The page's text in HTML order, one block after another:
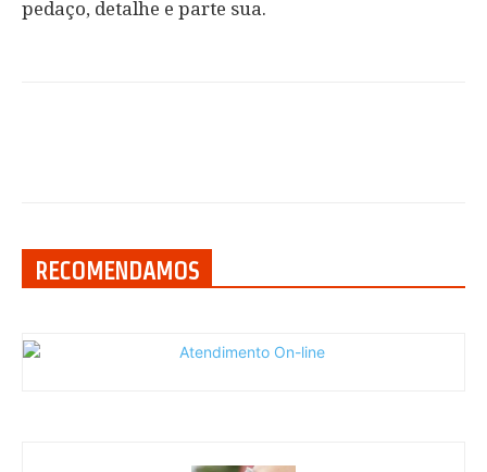
pedaço, detalhe e parte sua.
RECOMENDAMOS